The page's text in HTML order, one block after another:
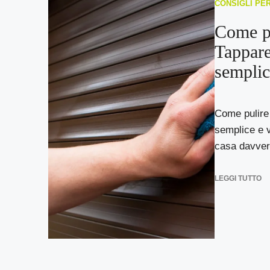
CONSIGLI
Come
Come
semplice e
casa
LEGGI TUTTO